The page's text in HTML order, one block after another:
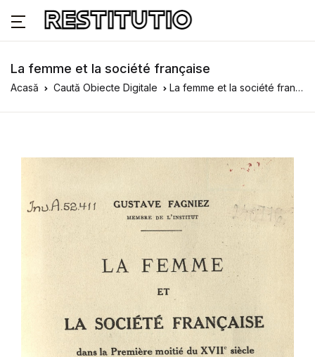
La femme et la société française
Acasă Caută Obiecte Digitale La femme et la société française